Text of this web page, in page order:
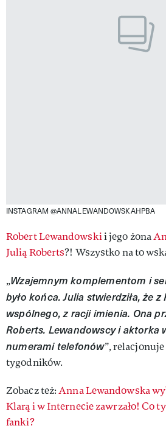
INSTAGRAM @ANNALEWANDOWSKAHPBA
Robert Lewandowskii jego żona
Julią Roberts?! Wszystko na to
„Wzajemnym komplementom i
było końca. Julia stwierdziła, że
wspólnego, z racji imienia. Ona
Roberts. Lewandowscy i aktorka
numerami telefonów”,
tygodników.
Zobacz też:Anna Lewandowska
Klarą i w Internecie zawrzało! Co
fanki?